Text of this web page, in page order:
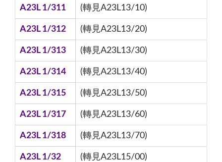
A23L 1/311 (轉見A23L13/10)
A23L 1/312 (轉見A23L13/20)
A23L 1/313 (轉見A23L13/30)
A23L 1/314 (轉見A23L13/40)
A23L 1/315 (轉見A23L13/50)
A23L 1/317 (轉見A23L13/60)
A23L 1/318 (轉見A23L13/70)
A23L 1/32 (轉見A23L15/00)